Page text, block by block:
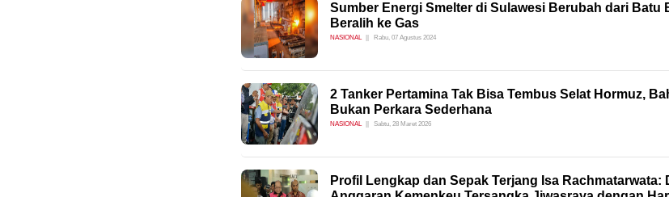
Sumber Energi Smelter di Sulawesi Berubah dari Batu
Beralih ke Gas
NASIONAL Rabu, 07 Agustus 2024
2 Tanker Pertamina Tak Bisa Tembus Selat Hormuz,
Bukan Perkara Sederhana
NASIONAL Sabtu, 28 Maret 2026
Profil Lengkap dan Sepak Terjang Isa Rachmatarwata: